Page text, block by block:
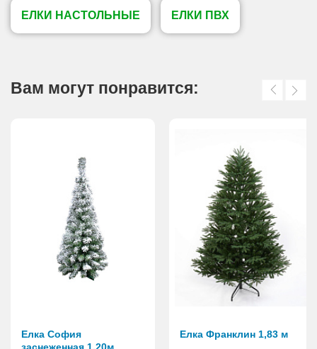
ЕЛКИ НАСТОЛЬНЫЕ ЕЛКИ ПВХ
Вам могут понравится:
Елка София
заснеженная 1,20м
Елка Франклин 1,83 м